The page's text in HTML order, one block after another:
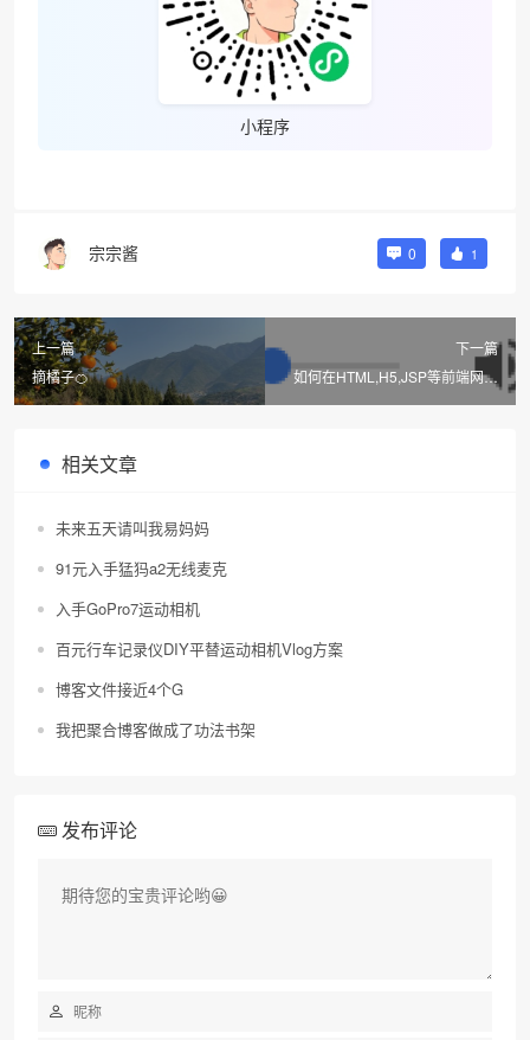
小程序
宗宗酱 0 1
上一篇
摘橘子🍊
下一篇
如何在HTML,H5,JSP等前端网页
相关文章
未来五天请叫我易妈妈
91元入手猛犸a2无线麦克
入手GoPro7运动相机
百元行车记录仪DIY平替运动相机Vlog方案
博客文件接近4个G
我把聚合博客做成了功法书架
发布评论